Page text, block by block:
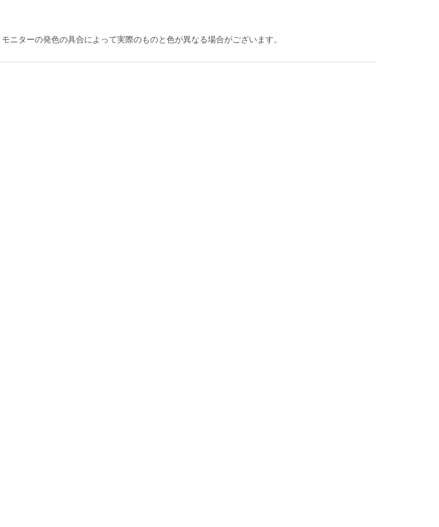
モニターの発色の具合によって実際のものと色が異なる場合がございます。